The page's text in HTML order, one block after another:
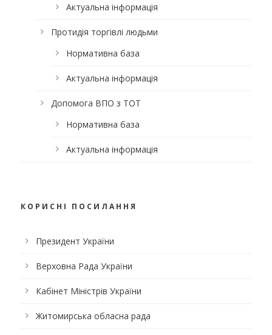
Актуальна інформація
Протидія торгівлі людьми
Нормативна база
Актуальна інформація
Допомога ВПО з ТОТ
Нормативна база
Актуальна інформація
КОРИСНІ ПОСИЛАННЯ
Президент України
Верховна Рада України
Кабінет Міністрів України
Житомирська обласна рада